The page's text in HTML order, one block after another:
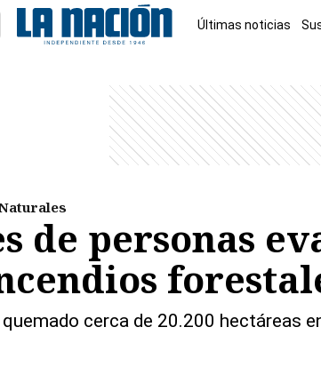
Últimas noticias
de personas
quemado cerca de 20.200 hectáreas